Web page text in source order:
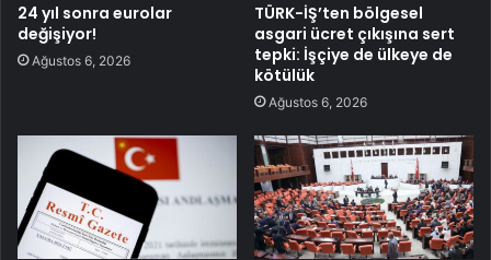
24 yıl sonra eurolar
değişiyor!
Ağustos 6, 2026
TÜRK-İŞ’ten bölgesel
asgari ücret çıkışına sert
tepki: İşçiye de ülkeye de
kötülük
Ağustos 6, 2026